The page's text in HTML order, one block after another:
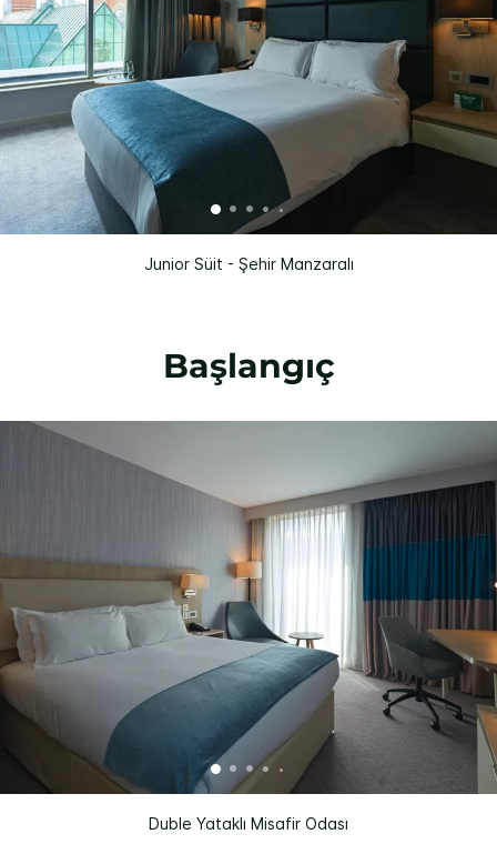
Junior Süit - Şehir Manzaralı
Başlangıç
Duble Yataklı Misafir Odası